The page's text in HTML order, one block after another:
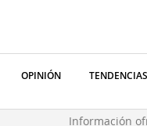
OPINIÓN TENDENCIAS
Información